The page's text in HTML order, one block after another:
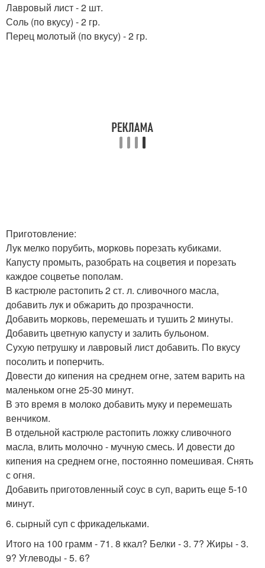
Лавровый лист - 2 шт.
Соль (по вкусу) - 2 гр.
Перец молотый (по вкусу) - 2 гр.
Приготовление:
Лук мелко порубить, морковь порезать кубиками.
Капусту промыть, разобрать на соцветия и порезать
каждое соцветье пополам.
В кастрюле растопить 2 ст. л. сливочного масла,
добавить лук и обжарить до прозрачности.
Добавить морковь, перемешать и тушить 2 минуты.
Добавить цветную капусту и залить бульоном.
Сухую петрушку и лавровый лист добавить. По вкусу
посолить и поперчить.
Довести до кипения на среднем огне, затем варить на
маленьком огне 25-30 минут.
В это время в молоко добавить муку и перемешать
венчиком.
В отдельной кастрюле растопить ложку сливочного
масла, влить молочно - мучную смесь. И довести до
кипения на среднем огне, постоянно помешивая. Снять
с огня.
Добавить приготовленный соус в суп, варить еще 5-10
минут.
6. сырный суп с фрикадельками.
Итого на 100 грамм - 71. 8 ккал? Белки - 3. 7? Жиры - 3.
9? Углеводы - 5. 6?